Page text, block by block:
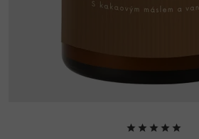
Průměrné